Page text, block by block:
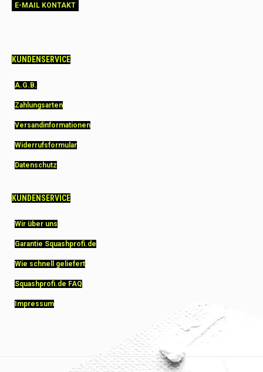
E-MAIL KONTAKT
KUNDENSERVICE
A.G.B.
Zahlungsarten
Versandinformationen
Widerrufsformular
Datenschutz
KUNDENSERVICE
Wir über uns
Garantie Squashprofi.de
Wie schnell geliefert
Squashprofi.de FAQ
Impressum